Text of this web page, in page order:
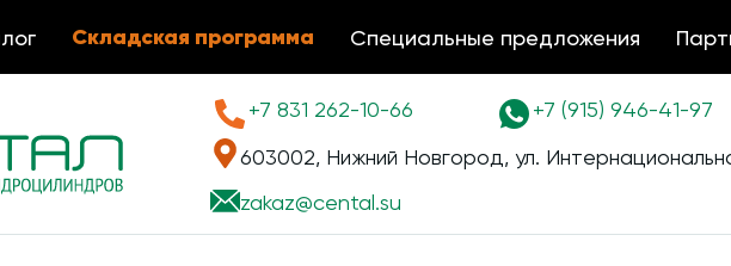
Складская программа Специальные предложения
+7 831 262-10-66
+7 (915) 946-41-97
603002, Нижний Новгород, ул.
zakaz@cental.su